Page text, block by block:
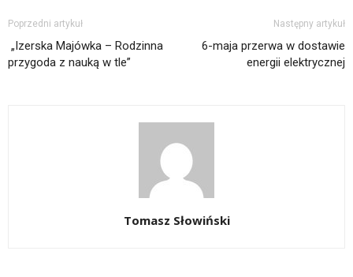
Poprzedni artykuł
„Izerska Majówka – Rodzinna
przygoda z nauką w tle”
Następny artykuł
6-maja przerwa w dostawie
energii elektrycznej
Tomasz Słowiński